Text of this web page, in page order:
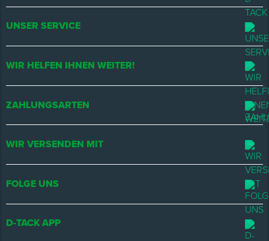
UNSER SERVICE
WIR HELFEN IHNEN WEITER!
ZAHLUNGSARTEN
WIR VERSENDEN MIT
FOLGE UNS
D-TACK APP